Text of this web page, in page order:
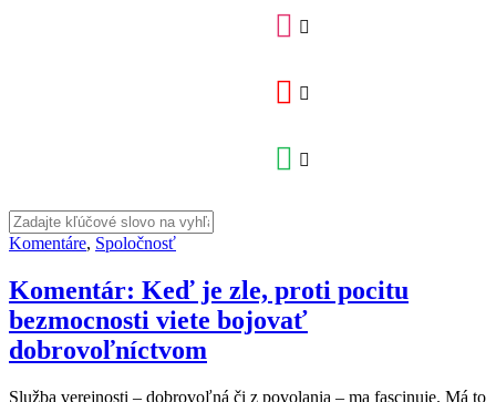
Komentáre, Spoločnosť
Komentár: Keď je zle, proti pocitu
bezmocnosti viete bojovať
dobrovoľníctvom
Služba verejnosti – dobrovoľná či z povolania – ma fascinuje. Má to